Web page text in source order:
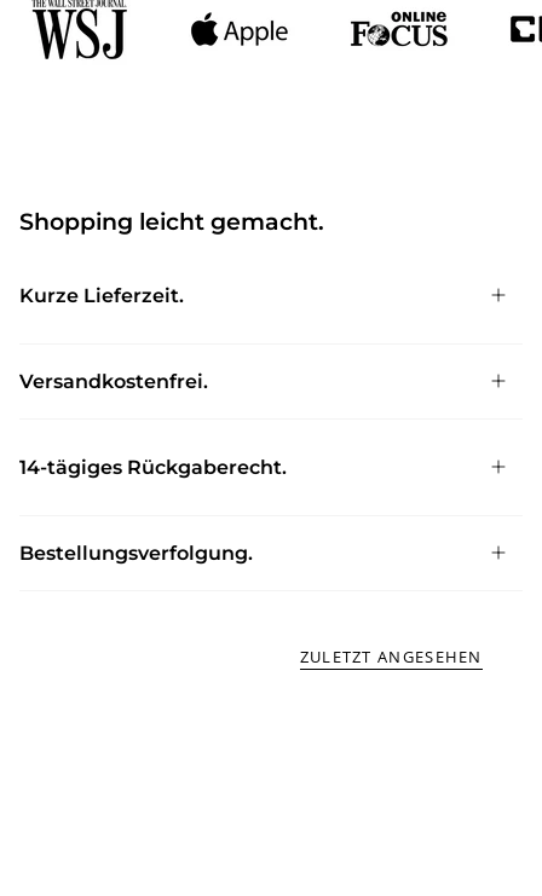
Shopping leicht gemacht.
Kurze Lieferzeit.
Versandkostenfrei.
14-tägiges Rückgaberecht.
Bestellungsverfolgung.
ZULETZT ANGESEHEN